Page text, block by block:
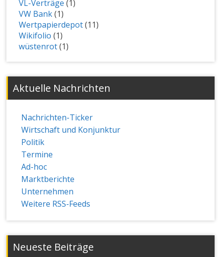
VL-Verträge (1)
VW Bank(1)
Wertpapierdepot(11)
Wikifolio (1)
wüstenrot(1)
Aktuelle Nachrichten
Nachrichten-Ticker
Wirtschaft und Konjunktur
Politik
Termine
Ad-hoc
Marktberichte
Unternehmen
Weitere RSS-Feeds
Neueste Beiträge